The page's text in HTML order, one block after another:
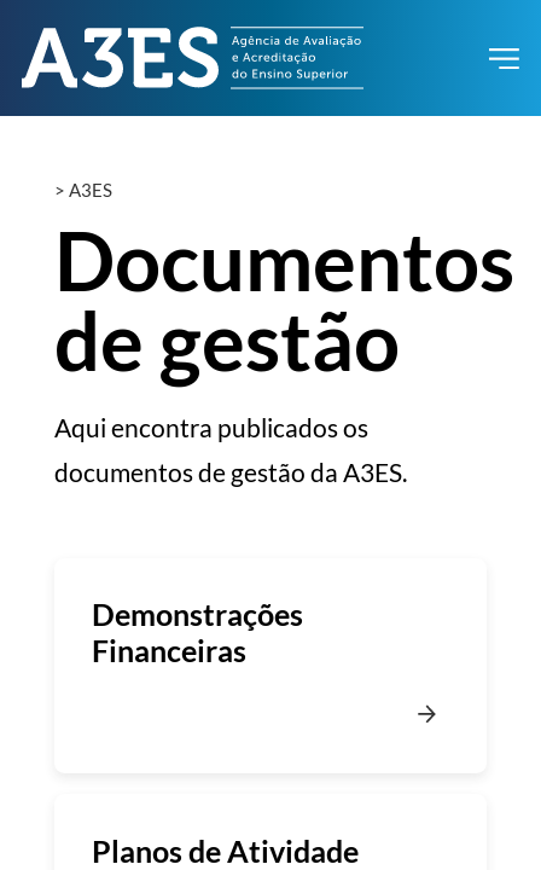
> A3ES
Documentos
de gestão
Aqui encontra publicados os
documentos de gestão da A3ES.
Demonstrações
Financeiras
Planos de Atividade